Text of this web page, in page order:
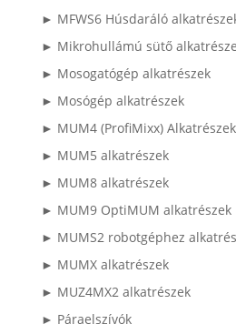
► MFWS6 Húsdaráló
► Mikrohullámú sütő
► Mosogatógép alkatrészek
► Mosógép alkatrészek
► MUM4 (ProfiMixx) Alkatrészek
► MUM5 alkatrészek
► MUM8 alkatrészek
► MUM9 OptiMUM alkatrészek
► MUMS2 robotgéphez
► MUMX alkatrészek
► MUZ4MX2 alkatrészek
► Páraelszívók